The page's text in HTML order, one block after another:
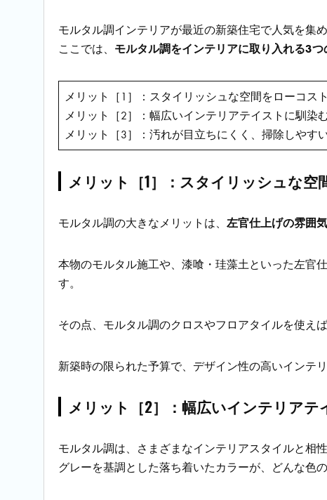
モルタル調インテリアが最近の新築住宅で人気を集
ここでは、 モルタル調をインテリアに取り入れる3つ
メリット［1］：スタイリッシュな空間をローコス
メリット［2］：幅広いインテリアテイストに馴染
メリット［3］：汚れが目立ちにくく、掃除しやす
メリット［1］：スタイリッシュな空
モルタル調の大きなメリットは、 左官仕上げの雰囲
本物のモルタル施工や、漆喰・珪藻土といった左官
す。
その点、モルタル調のクロスやフロアタイルを使え
新築時の限られた予算で、デザイン性の高いインテ
メリット［2］：幅広いインテリアテ
モルタル調は、さまざまなインテリアスタイルと相
グレーを基調とした落ち着いたカラーが、どんな色